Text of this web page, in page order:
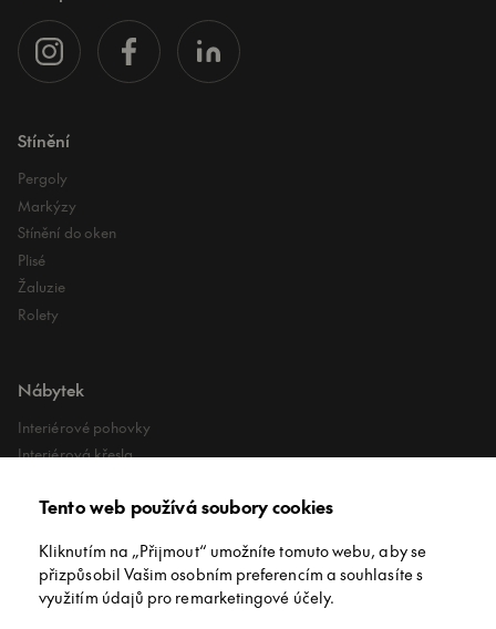
Stínění
Pergoly
Markýzy
Stínění do oken
Plisé
Žaluzie
Rolety
Nábytek
Interiérové pohovky
Interiérová křesla
Lehátka
Exteriérové pufy
Tento web používá soubory cookies
Kliknutím na „Přijmout“ umožníte tomuto webu, aby se
přizpůsobil Vašim osobním preferencím a souhlasíte s
využitím údajů pro remarketingové účely.